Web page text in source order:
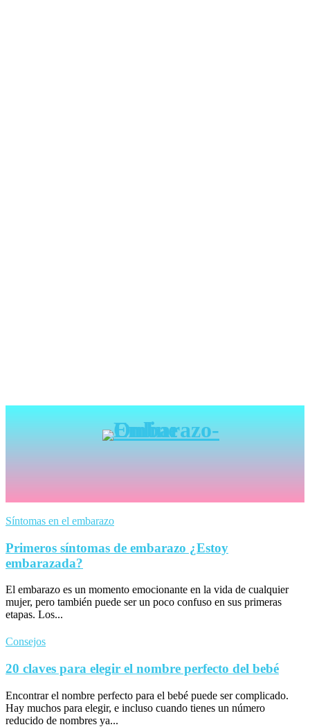
Síntomas en el embarazo
Primeros síntomas de embarazo ¿Estoy
embarazada?
El embarazo es un momento emocionante en la vida de cualquier
mujer, pero también puede ser un poco confuso en sus primeras
etapas. Los...
Consejos
20 claves para elegir el nombre perfecto del bebé
Encontrar el nombre perfecto para el bebé puede ser complicado.
Hay muchos para elegir, e incluso cuando tienes un número
reducido de nombres ya...